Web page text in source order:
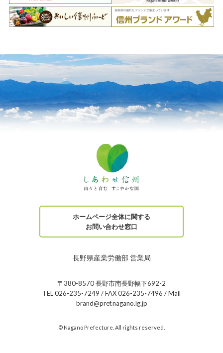
ホームページ全体に関する
お問い合わせ窓口
長野県産業労働部 営業局
〒380-8570 長野市南長野幅下692-2
TEL 026-235-7249 / FAX 026-235-7496 / Mail
brand@pref.nagano.lg.jp
© Nagano Prefecture. All rights reserved.